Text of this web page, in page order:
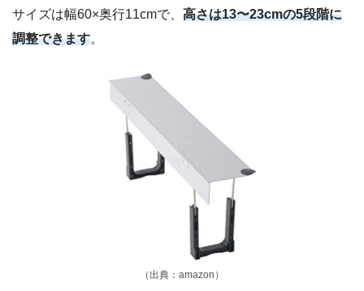
サイズは幅60×奥行11cmで、 高さは13〜23cmの5段階に
調整できます。
（出典：amazon）